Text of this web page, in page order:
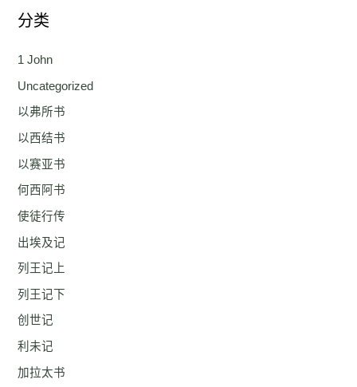
分类
1 John
Uncategorized
以弗所书
以西结书
以赛亚书
何西阿书
使徒行传
出埃及记
列王记上
列王记下
创世记
利未记
加拉太书